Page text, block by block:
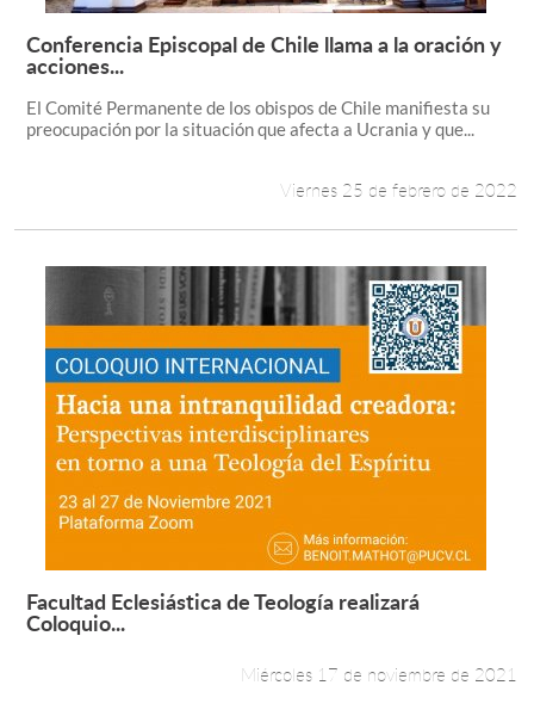
Leer más +
Conferencia Episcopal de Chile llama a la oración y
acciones...
El Comité Permanente de los obispos de Chile manifiesta su
preocupación por la situación que afecta a Ucrania y que...
Viernes 25 de febrero de 2022
Leer más +
Facultad Eclesiástica de Teología realizará
Coloquio...
Miércoles 17 de noviembre de 2021